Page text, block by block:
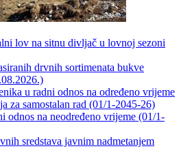
lov na sitnu divljač u lovnoj sezoni
drvnih sortimenata bukve
u radni odnos na određeno vrijeme
za samostalan rad (01/1-2045-26)
odnos na neodređeno vrijeme (01/1-
sredstava javnim nadmetanjem